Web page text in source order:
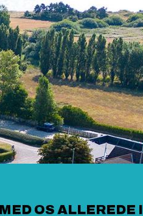
OS ALLEREDE I